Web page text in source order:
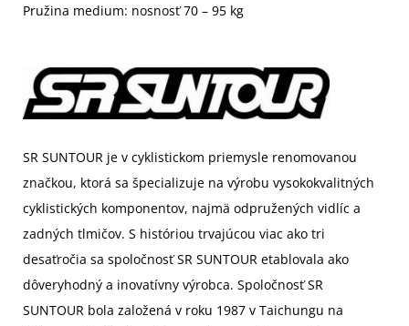
Pružina medium: nosnosť 70 – 95 kg
SR SUNTOUR je v cyklistickom priemysle renomovanou
značkou, ktorá sa špecializuje na výrobu vysokokvalitných
cyklistických komponentov, najmä odpružených vidlíc a
zadných tlmičov. S históriou trvajúcou viac ako tri
desaťročia sa spoločnosť SR SUNTOUR etablovala ako
dôveryhodný a inovatívny výrobca. Spoločnosť SR
SUNTOUR bola založená v roku 1987 v Taichungu na